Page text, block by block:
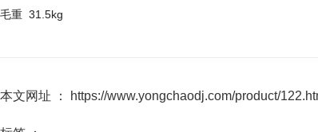
毛重 31.5kg
本文网址 ： https://www.yongchaodj.com/product/